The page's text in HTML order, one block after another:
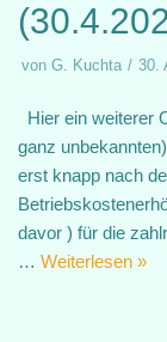
von G. Kuchta 30.
Hier ein weiterer
ganz
erst knapp nach
davor ) für die
… Weiterlesen »